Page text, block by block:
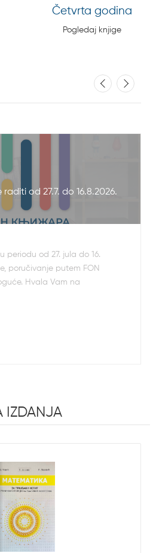
Četvrta godina
Pogledaj knjige
od 27.7. do 16.8.2026.
periodu od 27. jula do 16.
poručivanje putem FON
Hvala Vam na
IZDANJA